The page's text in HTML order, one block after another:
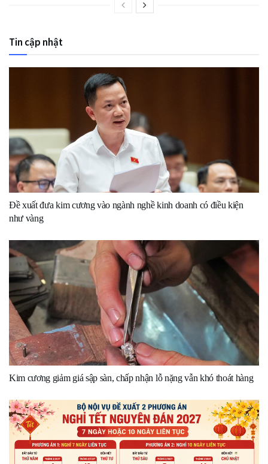
Tin cập nhật
Đề xuất đưa kim cương vào ngành nghề kinh doanh có điều kiện
như vàng
Kim cương giảm giá sập sàn, chấp nhận lỗ nặng vẫn khó thoát hàng